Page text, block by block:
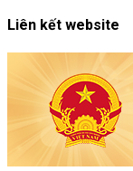
Liên kết website